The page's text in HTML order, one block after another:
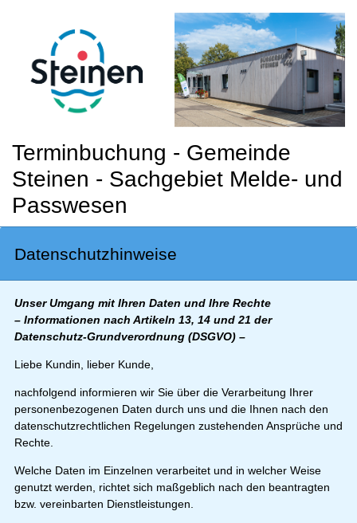
Terminbuchung - Gemeinde
Steinen - Sachgebiet Melde- und
Passwesen
Datenschutzhinweise
Unser Umgang mit Ihren Daten und Ihre Rechte
– Informationen nach Artikeln 13, 14 und 21 der
Datenschutz-Grundverordnung (DSGVO) –
Liebe Kundin, lieber Kunde,
nachfolgend informieren wir Sie über die Verarbeitung Ihrer
personenbezogenen Daten durch uns und die Ihnen nach den
datenschutzrechtlichen Regelungen zustehenden Ansprüche und
Rechte.
Welche Daten im Einzelnen verarbeitet und in welcher Weise
genutzt werden, richtet sich maßgeblich nach den beantragten
bzw. vereinbarten Dienstleistungen.